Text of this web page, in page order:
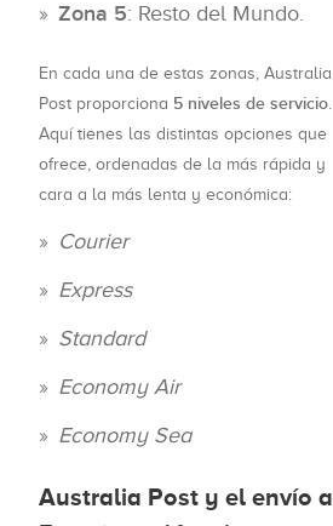
Zona 5: Resto del Mundo.
En cada una de estas zonas, Australia
Post proporciona 5 niveles de servicio.
Aquí tienes las distintas opciones que
ofrece, ordenadas de la más rápida y
cara a la más lenta y económica:
Courier
Express
Standard
Economy Air
Economy Sea
Australia Post y el envío a